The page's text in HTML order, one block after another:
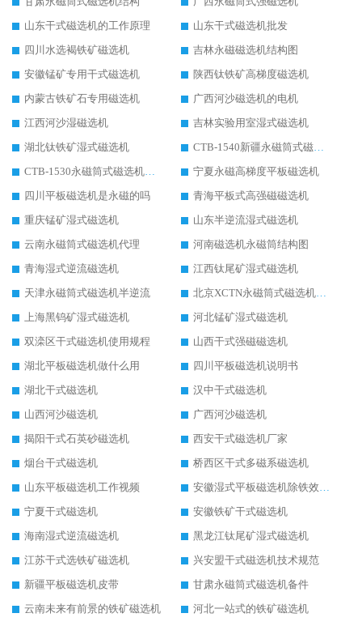
山东干式磁选机的工作原理
山东干式磁选机批发
四川水选褐铁矿磁选机
吉林永磁磁选机结构图
安徽锰矿专用干式磁选机
陕西钛铁矿高梯度磁选机
内蒙古铁矿石专用磁选机
广西河沙磁选机的电机
江西河沙湿磁选机
吉林实验用室湿式磁选机
湖北钛铁矿湿式磁选机
CTB-1540新疆永磁筒式磁选机
CTB-1530永磁筒式磁选机代理商
宁夏永磁高梯度平板磁选机
四川平板磁选机是永磁的吗
青海平板式高强磁磁选机
重庆锰矿湿式磁选机
山东半逆流湿式磁选机
云南永磁筒式磁选机代理
河南磁选机永磁筒结构图
青海湿式逆流磁选机
江西钛尾矿湿式磁选机
天津永磁筒式磁选机半逆流
北京XCTN永磁筒式磁选机磁块位置
上海黑钨矿湿式磁选机
河北锰矿湿式磁选机
双滦区干式磁选机使用规程
山西干式强磁磁选机
湖北平板磁选机做什么用
四川平板磁选机说明书
湖北干式磁选机
汉中干式磁选机
山西河沙磁选机
广西河沙磁选机
揭阳干式石英砂磁选机
西安干式磁选机厂家
烟台干式磁选机
桥西区干式多磁系磁选机
山东平板磁选机工作视频
安徽湿式平板磁选机除铁效果怎么样
宁夏干式磁选机
安徽铁矿干式磁选机
海南湿式逆流磁选机
黑龙江钛尾矿湿式磁选机
江苏干式选铁矿磁选机
兴安盟干式磁选机技术规范
新疆平板磁选机皮带
甘肃永磁筒式磁选机备件
云南未来有前景的铁矿磁选机
河北一站式的铁矿磁选机